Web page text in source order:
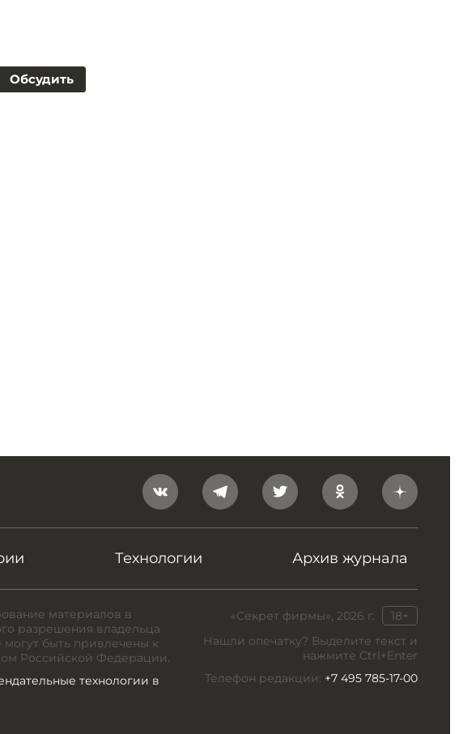
Обсудить
Технологии Архив журнала
«Секрет фирмы», 2026 г.
18+
Нашли опечатку? Выделите текст и
нажмите Ctrl+Enter
Телефон редакции: +7 495 785-17-00
материалов в
разрешения владельца
быть привлечены к
Российской Федерации.
технологии в